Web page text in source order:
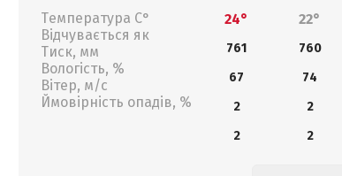
Температура С°
Відчувається як
Тиск, мм
Вологість, %
Вітер, м/с
Ймовірність опадів, %
24°
22°
761 760
67
74
2
2
2
2